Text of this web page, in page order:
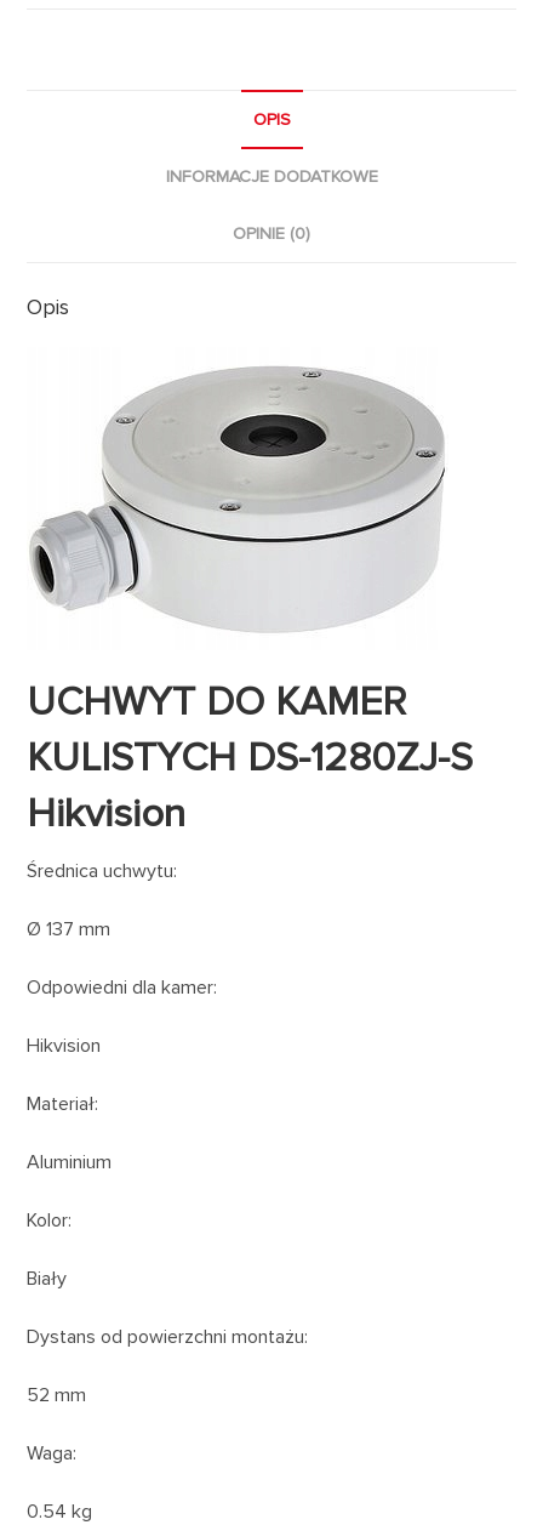
OPIS
INFORMACJE DODATKOWE
OPINIE (0)
Opis
UCHWYT DO KAMER
KULISTYCH DS-1280ZJ-S
Hikvision
Średnica uchwytu:
Ø 137 mm
Odpowiedni dla kamer:
Hikvision
Materiał:
Aluminium
Kolor:
Biały
Dystans od powierzchni montażu:
52 mm
Waga:
0.54 kg